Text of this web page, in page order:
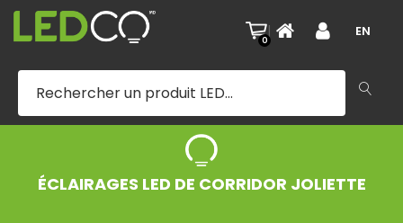
0
| EN
ÉCLAIRAGES LED DE CORRIDOR JOLIETTE